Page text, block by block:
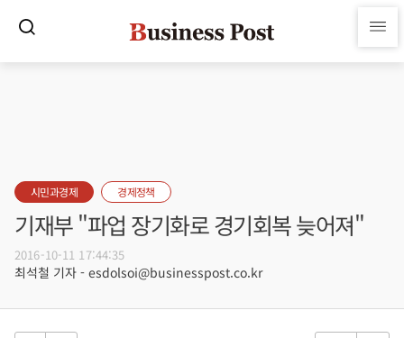
시민과경제 경제정책
기재부 "파업 장기화로 경기회복 늦어져"
2016-10-11 17:44:35
최석철 기자 - esdolsoi@businesspost.co.kr